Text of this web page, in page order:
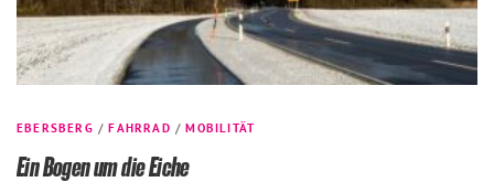
EBERSBERG /FAHRRAD /MOBILITÄT
Ein Bogen um die Eiche